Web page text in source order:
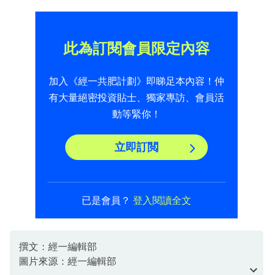
此為訂閱會員限定內容
加入《經一共肥計劃》即睇足本內容！仲
有大量絕密投資貼士、獨家專訪、會員活
動等緊你！
立即訂閲
已是會員？ 登入閱讀全文
撰文：經一編輯部
圖片來源：經一編輯部